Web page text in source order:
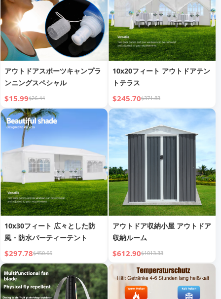
アウトドアスポーツキャンプラ
ンニングスペシャル
$15.99$26.44
10x20フィート アウトドアテン
トテラス
$245.70$371.83
10x30フィート 広々とした防
風・防水パーティーテント
$297.78$450.65
アウトドア収納小屋 アウトドア
収納ルーム
$612.90$1013.33